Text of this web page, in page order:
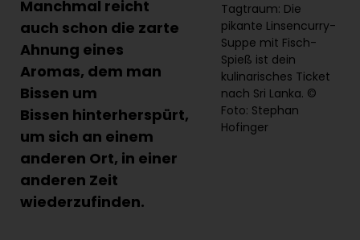
Manchmal reicht
auch schon die zarte
Ahnung eines
Aromas, dem man
Bissen um
Bissen hinterherspürt,
um sich an einem
anderen Ort, in einer
anderen Zeit
wiederzufinden.
Tagtraum: Die
pikante Linsencurry-
Suppe mit Fisch-
Spieß ist dein
kulinarisches Ticket
nach Sri Lanka. ©
Foto: Stephan
Hofinger